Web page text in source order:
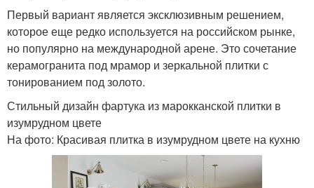
Первый вариант является эксклюзивным решением,
которое еще редко используется на российском рынке,
но популярно на международной арене. Это сочетание
керамогранита под мрамор и зеркальной плитки с
тонированием под золото.
Стильный дизайн фартука из марокканской плитки в
изумрудном цвете
На фото: Красивая плитка в изумрудном цвете на кухню